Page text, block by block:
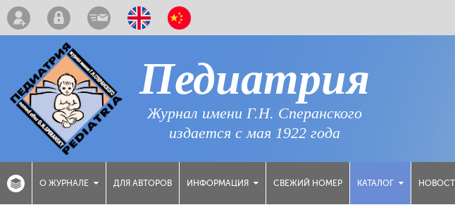
Педиатрия
Журнал имени Г.Н. Сперанского
издается с мая 1922 года
О ЖУРНАЛЕ ДЛЯ АВТОРОВ ИНФОРМАЦИЯ СВЕЖИЙ НОМЕР КАТАЛОГ